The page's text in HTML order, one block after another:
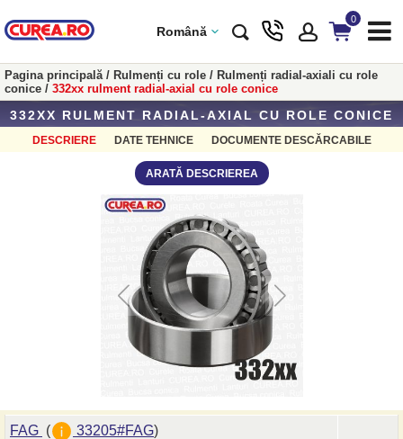
Română
0
Pagina principală/ Rulmenți cu role / Rulmenți radial-axiali cu role
conice / 332xx rulment radial-axial cu role conice
332XX RULMENT RADIAL-AXIAL CU ROLE CONICE
DESCRIERE DATE TEHNICE DOCUMENTE DESCĂRCABILE
ARATĂ DESCRIEREA
FAG ( 33205#FAG)